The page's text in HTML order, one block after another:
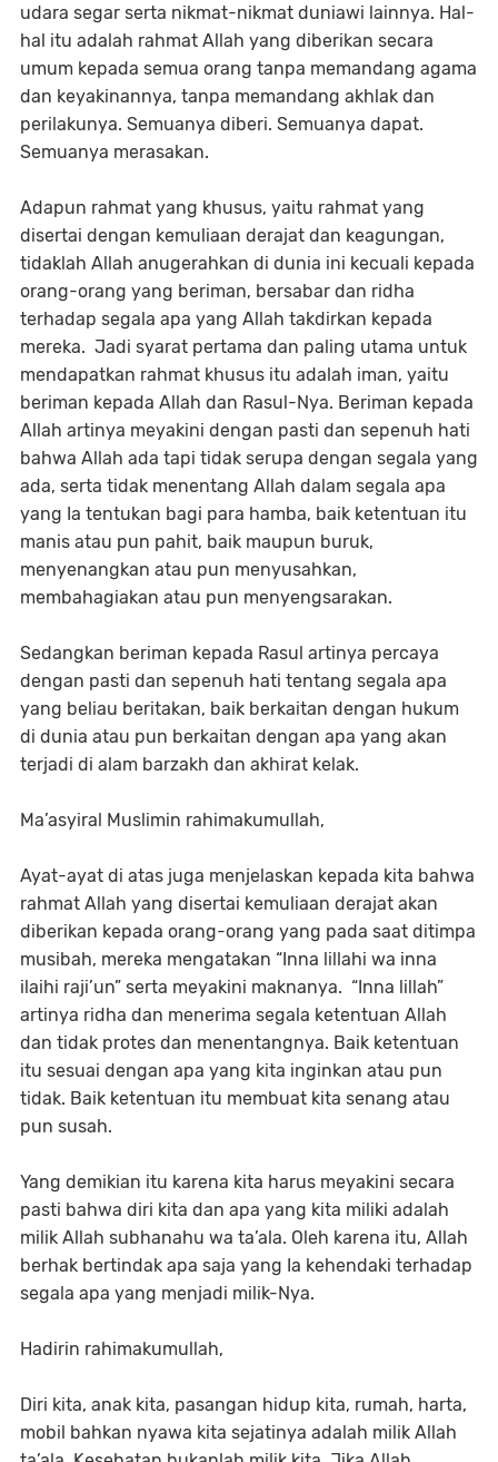
udara segar serta nikmat-nikmat duniawi lainnya. Hal-
hal itu adalah rahmat Allah yang diberikan secara
umum kepada semua orang tanpa memandang agama
dan keyakinannya, tanpa memandang akhlak dan
perilakunya. Semuanya diberi. Semuanya dapat.
Semuanya merasakan.
Adapun rahmat yang khusus, yaitu rahmat yang
disertai dengan kemuliaan derajat dan keagungan,
tidaklah Allah anugerahkan di dunia ini kecuali kepada
orang-orang yang beriman, bersabar dan ridha
terhadap segala apa yang Allah takdirkan kepada
mereka. Jadi syarat pertama dan paling utama untuk
mendapatkan rahmat khusus itu adalah iman, yaitu
beriman kepada Allah dan Rasul-Nya. Beriman kepada
Allah artinya meyakini dengan pasti dan sepenuh hati
bahwa Allah ada tapi tidak serupa dengan segala yang
ada, serta tidak menentang Allah dalam segala apa
yang Ia tentukan bagi para hamba, baik ketentuan itu
manis atau pun pahit, baik maupun buruk,
menyenangkan atau pun menyusahkan,
membahagiakan atau pun menyengsarakan.
Sedangkan beriman kepada Rasul artinya percaya
dengan pasti dan sepenuh hati tentang segala apa
yang beliau beritakan, baik berkaitan dengan hukum
di dunia atau pun berkaitan dengan apa yang akan
terjadi di alam barzakh dan akhirat kelak.
Ma’asyiral Muslimin rahimakumullah,
Ayat-ayat di atas juga menjelaskan kepada kita bahwa
rahmat Allah yang disertai kemuliaan derajat akan
diberikan kepada orang-orang yang pada saat ditimpa
musibah, mereka mengatakan “Inna lillahi wa inna
ilaihi raji’un” serta meyakini maknanya. “Inna lillah”
artinya ridha dan menerima segala ketentuan Allah
dan tidak protes dan menentangnya. Baik ketentuan
itu sesuai dengan apa yang kita inginkan atau pun
tidak. Baik ketentuan itu membuat kita senang atau
pun susah.
Yang demikian itu karena kita harus meyakini secara
pasti bahwa diri kita dan apa yang kita miliki adalah
milik Allah subhanahu wa ta’ala. Oleh karena itu, Allah
berhak bertindak apa saja yang Ia kehendaki terhadap
segala apa yang menjadi milik-Nya.
Hadirin rahimakumullah,
Diri kita, anak kita, pasangan hidup kita, rumah, harta,
mobil bahkan nyawa kita sejatinya adalah milik Allah